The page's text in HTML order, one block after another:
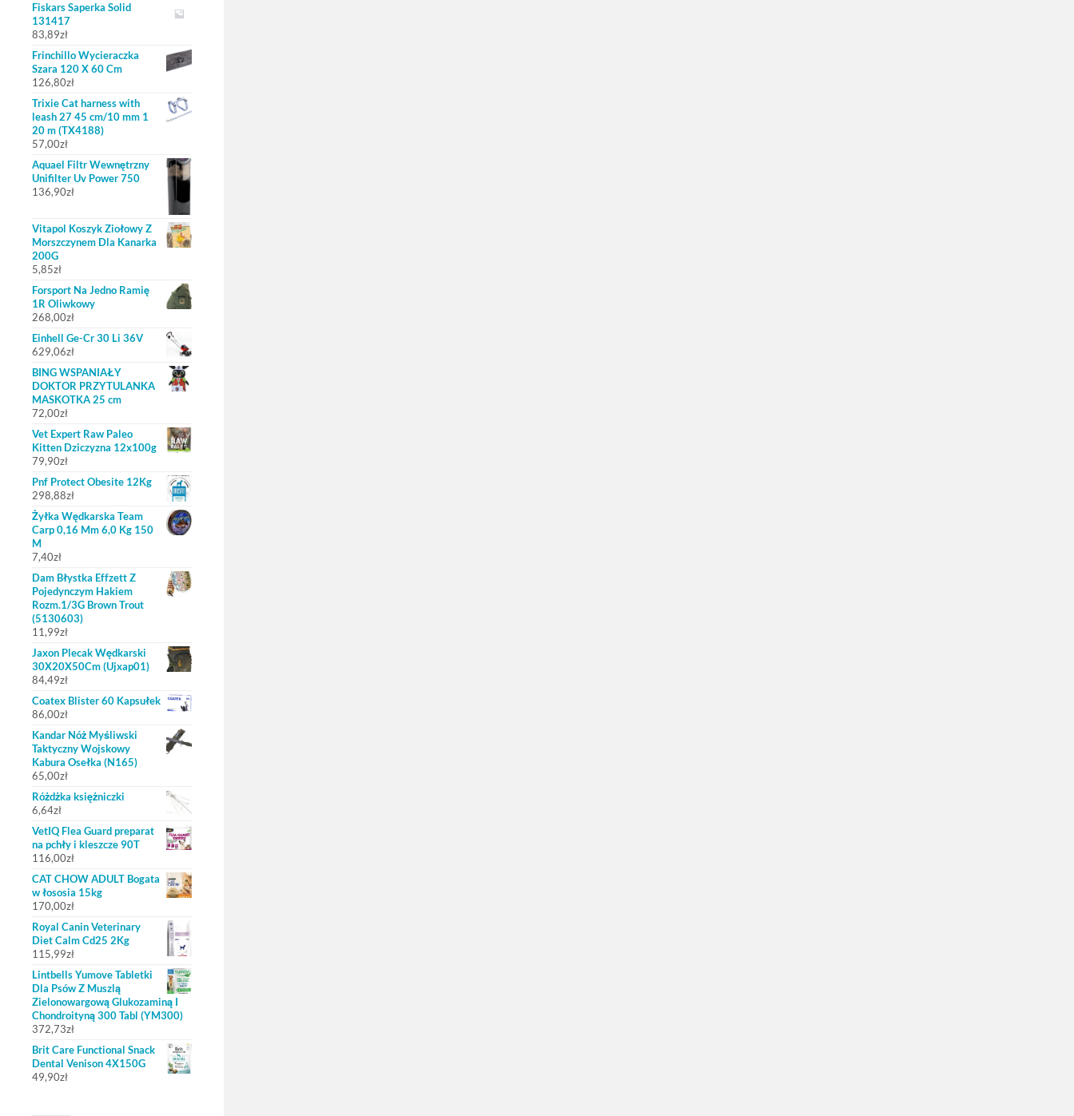
Fiskars Saperka Solid
131417
83,89zł
Frinchillo Wycieraczka
Szara 120 X 60 Cm
126,80zł
Trixie Cat harness with
leash 27 45 cm/10 mm 1
20 m (TX4188)
57,00zł
Aquael Filtr Wewnętrzny
Unifilter Uv Power 750
136,90zł
Vitapol Koszyk Ziołowy Z
Morszczynem Dla Kanarka
200G
5,85zł
Forsport Na Jedno Ramię
1R Oliwkowy
268,00zł
Einhell Ge-Cr 30 Li 36V
629,06zł
BING WSPANIAŁY
DOKTOR PRZYTULANKA
MASKOTKA 25 cm
72,00zł
Vet Expert Raw Paleo
Kitten Dziczyzna 12x100g
79,90zł
Pnf Protect Obesite 12Kg
298,88zł
Żyłka Wędkarska Team
Carp 0,16 Mm 6,0 Kg 150
M
7,40zł
Dam Błystka Effzett Z
Pojedynczym Hakiem
Rozm.1/3G Brown Trout
(5130603)
11,99zł
Jaxon Plecak Wędkarski
30X20X50Cm (Ujxap01)
84,49zł
Coatex Blister 60 Kapsułek
86,00zł
Kandar Nóż Myśliwski
Taktyczny Wojskowy
Kabura Osełka (N165)
65,00zł
Różdżka księżniczki
6,64zł
VetIQ Flea Guard preparat
na pchły i kleszcze 90T
116,00zł
CAT CHOW ADULT Bogata
w łososia 15kg
170,00zł
Royal Canin Veterinary
Diet Calm Cd25 2Kg
115,99zł
Lintbells Yumove Tabletki
Dla Psów Z Muszlą
Zielonowargową Glukozaminą I
Chondroityną 300 Tabl (YM300)
372,73zł
Brit Care Functional Snack
Dental Venison 4X150G
49,90zł